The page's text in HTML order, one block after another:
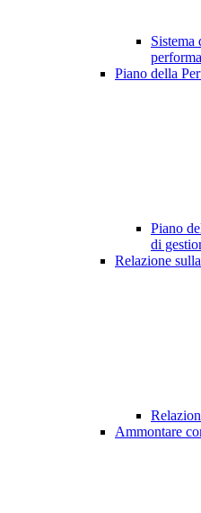
Sistema
Piano della
Piano
di
Relazione
Ammontare